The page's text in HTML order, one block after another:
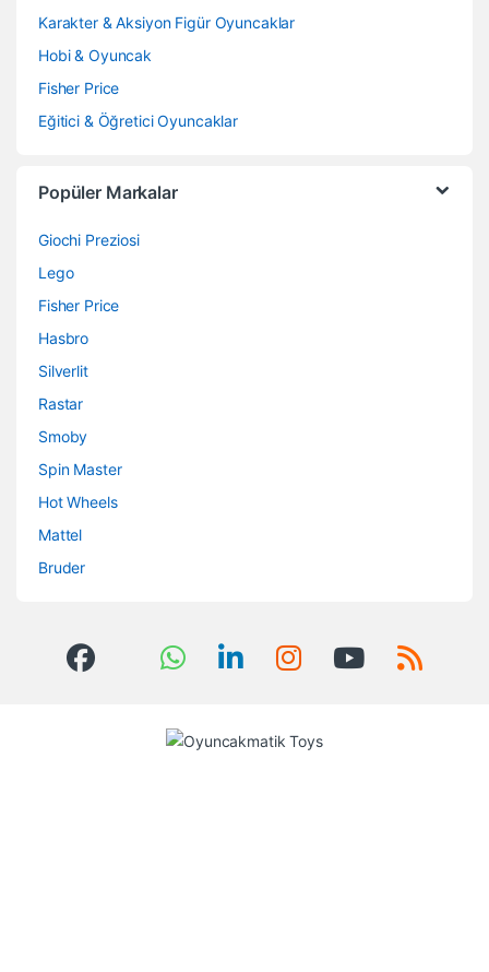
Karakter & Aksiyon Figür Oyuncaklar
Hobi & Oyuncak
Fisher Price
Eğitici & Öğretici Oyuncaklar
Popüler Markalar
Giochi Preziosi
Lego
Fisher Price
Hasbro
Silverlit
Rastar
Smoby
Spin Master
Hot Wheels
Mattel
Bruder